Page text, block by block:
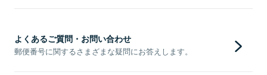
よくあるご質問・お問い合わせ
郵便番号に関するさまざまな疑問にお答えします。